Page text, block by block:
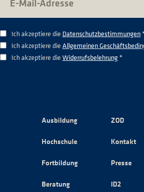
Ich akzeptiere die Datenschutzbestimmungen
Ich akzeptiere die Allgemeinen
Ich akzeptiere die Widerrufsbelehrung*
Ausbildung
Hochschule
Fortbildung
Beratung
ZOD
Kontakt
Presse
ID2